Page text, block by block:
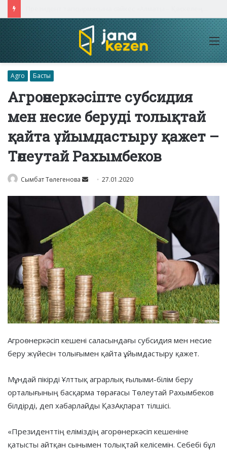
Agro Басты
Агроөнеркәсіпте субсидия
мен несие беруді толықтай
қайта ұйымдастыру қажет –
Төлеутай Рахымбеков
Сымбат Төлегенова
Send
email
27.01.2020
Агроөнеркәсіп кешені саласындағы субсидия мен несие
беру жүйесін толығымен қайта ұйымдастыру қажет.
Мұндай пікірді Ұлттық аграрлық ғылыми-білім беру
орталығының басқарма төрағасы Төлеутай Рахымбеков
білдірді, деп хабарлайды ҚазАқпарат тілшісі.
«Президенттің еліміздің агорөнеркәсіп кешеніне
қатысты айтқан сынымен толықтай келісемін. Себебі бұл